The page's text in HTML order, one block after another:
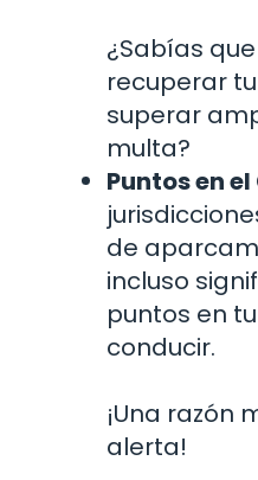
¿Sabías
recuperar
superar
multa?
Puntos en
de
incluso
puntos en
conducir.
¡Una razón
alerta!